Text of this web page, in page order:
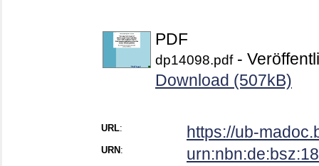
PDF
dp14098.pdf-
Download (507kB)
URL: https://ub-
URN :